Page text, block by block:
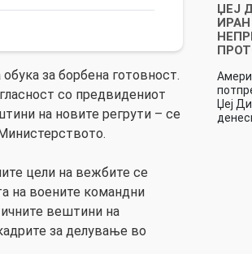
обука за борбена готовност.
со предвидениот
на новите регрути – се
цели на вежбите се
на воените командни
вештини на
за делување во
ЏЕЈ
Џеј